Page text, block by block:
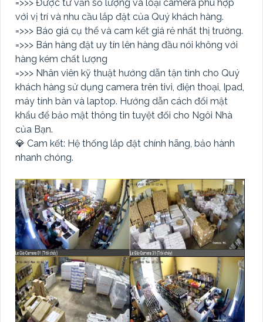
=>>> Được tư vấn số lượng và loại camera phù hợp
với vị trí và nhu cầu lắp đặt của Quý khách hàng.
=>>> Báo giá cụ thể và cam kết giá rẻ nhất thị trường.
=>>> Bán hàng đặt uy tín lên hàng đầu nói không với
hàng kém chất lượng
=>>> Nhân viên kỹ thuật hướng dẫn tận tình cho Quý
khách hàng sử dụng camera trên tivi, điện thoại, Ipad,
máy tính bàn và laptop. Hướng dẫn cách đổi mật
khẩu để bảo mật thông tin tuyệt đối cho Ngôi Nhà
của Bạn.
💎 Cam kết: Hệ thống lắp đặt chính hãng, bảo hành
nhanh chóng.